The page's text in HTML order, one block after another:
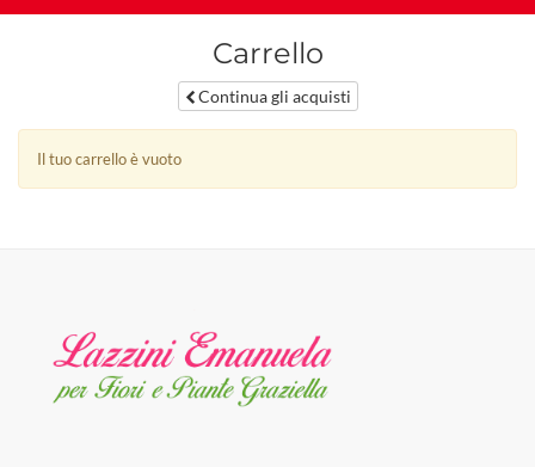
Carrello
Continua gli acquisti
Il tuo carrello è vuoto